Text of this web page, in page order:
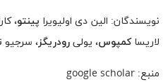
نویسندگان: الین دی اولیویرا پینتو،
لاریساکمپوس، یولی رودریگز، سرجیو
منبع: google scholar